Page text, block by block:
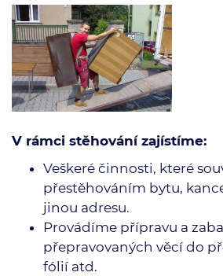
V rámci stěhování zajístíme:
Veškeré činnosti, které
přestěhováním bytu,
jinou adresu.
Provádíme přípravu a
přepravovaných věcí do
fólií atd.